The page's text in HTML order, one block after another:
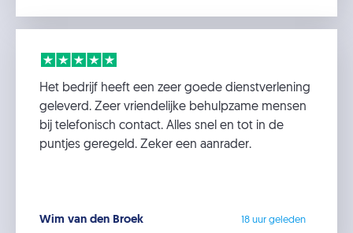
Het bedrijf heeft een zeer goede dienstverlening
geleverd. Zeer vriendelijke behulpzame mensen
bij telefonisch contact. Alles snel en tot in de
puntjes geregeld. Zeker een aanrader.
Wim van den Broek 18 uur geleden